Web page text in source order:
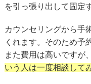
を引っ張り出して固定
カウンセリングから手
くれます。そのため予
また費用は高いですが、
いう人は一度相談して